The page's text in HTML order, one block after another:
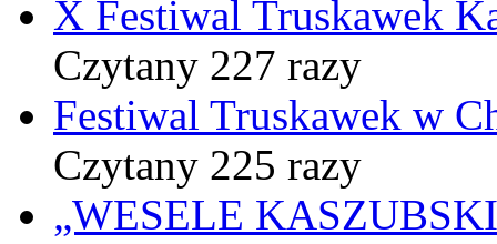
X Festiwal Truskawek
Czytany 227 razy
Festiwal Truskawek w
Czytany 225 razy
„WESELE